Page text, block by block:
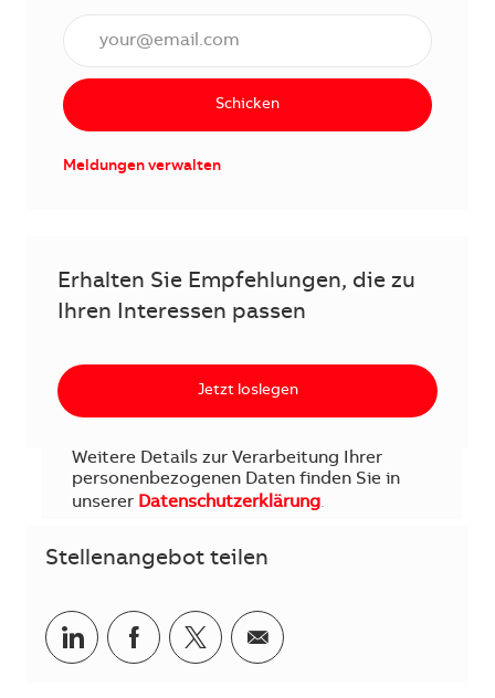
Schicken
Meldungen verwalten
Erhalten Sie Empfehlungen, die zu
Ihren Interessen passen
Jetzt loslegen
Weitere Details zur Verarbeitung Ihrer
personenbezogenen Daten finden Sie in
unserer Datenschutzerklärung.
Stellenangebot teilen
Teilen via LinkedIn
Teilen via Facebook
Teilen via Twitter
Teilen via E-Mail